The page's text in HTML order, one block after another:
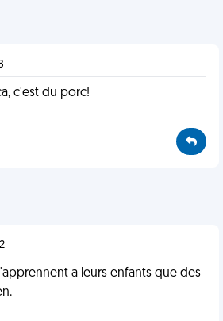
c'est du porc!
a leurs enfants que des